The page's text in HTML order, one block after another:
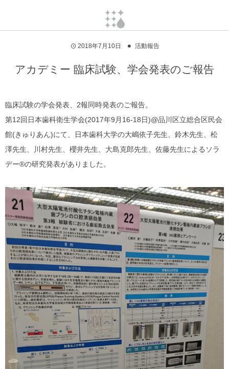
2018年7月10日 活動報告
アカデミー 臨床試験、学会発表のご報告
臨床試験の学会発表、2報同時発表のご報告。
第12回日本歯科衛生学会(2017年9月16-18日)@品川区立総合区民会
館(きゅりあん)にて、日本歯科大学の大嶋依子先生、鈴木先生、松
澤先生、川村先生、櫻井先生、大島克郎先生、佐藤先生によるソラ
デー®の研究発表がありました。